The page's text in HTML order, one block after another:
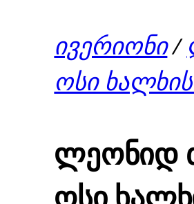
ივერიონი/
ოსი
ლეონიდ